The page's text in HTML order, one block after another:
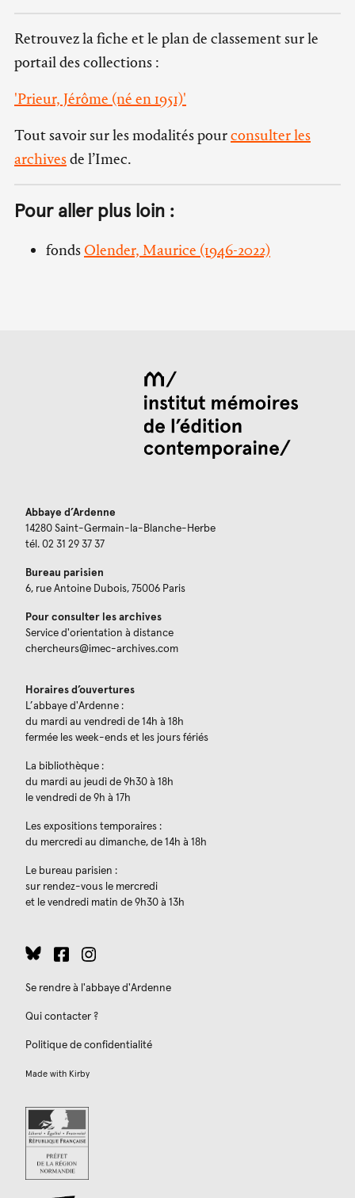
Retrouvez la fiche et le plan de classement sur le
portail des collections :
'Prieur, Jérôme (né en 1951)'
Tout savoir sur les modalités pourconsulter les
archivesde l’Imec.
Pour aller plus loin :
fonds Olender, Maurice (1946-2022)
Abbaye d’Ardenne
14280 Saint-Germain-la-Blanche-Herbe
tél. 02 31 29 37 37
Bureau parisien
6, rue Antoine Dubois, 75006 Paris
Pour consulter les archives
Service d'orientation à distance
chercheurs@imec-archives.com
Horaires d’ouvertures
L’abbaye d'Ardenne :
du mardi au vendredi de 14h à 18h
fermée les week-ends et les jours fériés
La bibliothèque :
du mardi au jeudi de 9h30 à 18h
le vendredi de 9h à 17h
Les expositions temporaires :
du mercredi au dimanche, de 14h à 18h
Le bureau parisien :
sur rendez-vous le mercredi
et le vendredi matin de 9h30 à 13h
Se rendre à l'abbaye d'Ardenne
Qui contacter ?
Politique de confidentialité
Made with Kirby